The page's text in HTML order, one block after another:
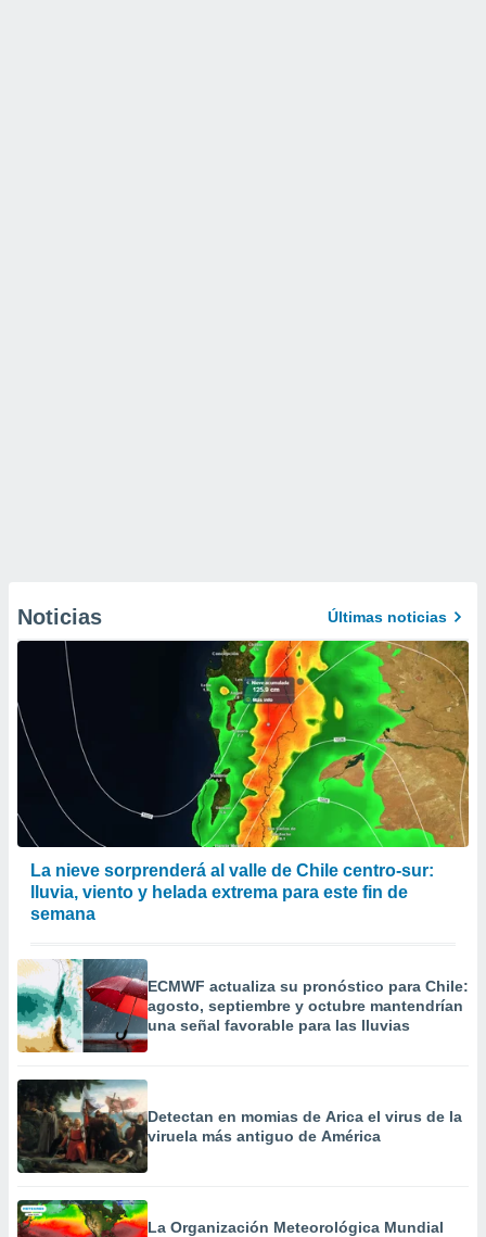
Noticias Últimas noticias
La nieve sorprenderá al valle de Chile centro-sur:
lluvia, viento y helada extrema para este fin de
semana
ECMWF actualiza su pronóstico para Chile:
agosto, septiembre y octubre mantendrían
una señal favorable para las lluvias
Detectan en momias de Arica el virus de la
viruela más antiguo de América
La Organización Meteorológica Mundial